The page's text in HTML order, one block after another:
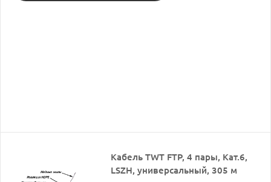
Кабель TWT FTP, 4 пары, Кат.6,
LSZH, универсальный, 305 м